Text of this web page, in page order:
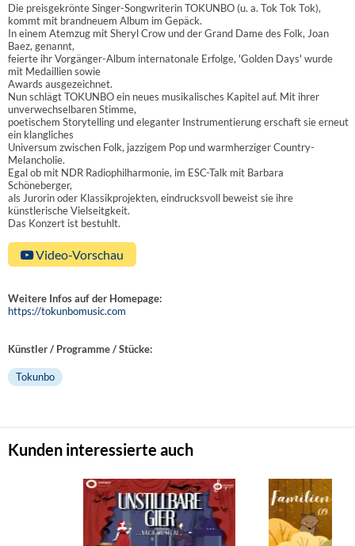
Die preisgekrönte Singer-Songwriterin TOKUNBO (u. a. Tok Tok Tok),
kommt mit brandneuem Album im Gepäck.
In einem Atemzug mit Sheryl Crow und der Grand Dame des Folk, Joan
Baez, genannt,
feierte ihr Vorgänger-Album internatonale Erfolge, 'Golden Days' wurde
mit Medaillien sowie
Awards ausgezeichnet.
Nun schlägt TOKUNBO ein neues musikalisches Kapitel auf. Mit ihrer
unverwechselbaren Stimme,
poetischem Storytelling und eleganter Instrumentierung erschaft sie erneut
ein klangliches
Universum zwischen Folk, jazzigem Pop und warmherziger Country-
Melancholie.
Egal ob mit NDR Radiophilharmonie, im ESC-Talk mit Barbara
Schöneberger,
als Jurorin oder Klassikprojekten, eindrucksvoll beweist sie ihre
künstlerische Vielseitgkeit.
Das Konzert ist bestuhlt.
Video-Vorschau
Weitere Infos auf der Homepage:
https://tokunbomusic.com
Künstler / Programme / Stücke:
Tokunbo
Kunden interessierte auch